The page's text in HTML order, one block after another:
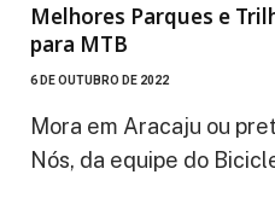
Melhores Parques e
para MTB
6 DE OUTUBRO DE 2022
Mora em Aracaju ou
Nós, da equipe do